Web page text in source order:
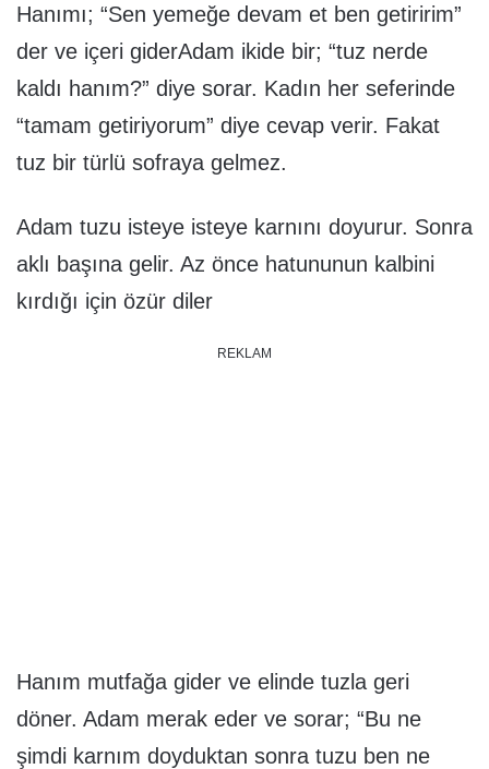
Hanımı; “Sen yemeğe devam et ben getiririm”
der ve içeri giderAdam ikide bir; “tuz nerde
kaldı hanım?” diye sorar. Kadın her seferinde
“tamam getiriyorum” diye cevap verir. Fakat
tuz bir türlü sofraya gelmez.
Adam tuzu isteye isteye karnını doyurur. Sonra
aklı başına gelir. Az önce hatununun kalbini
kırdığı için özür diler
REKLAM
Hanım mutfağa gider ve elinde tuzla geri
döner. Adam merak eder ve sorar; “Bu ne
şimdi karnım doyduktan sonra tuzu ben ne